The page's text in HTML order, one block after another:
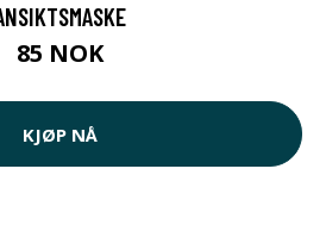
85 NOK
KJØP NÅ